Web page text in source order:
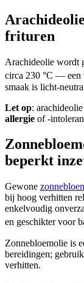
frituren
Arachideolie wordt
circa 230 °C — een
smaak is licht-
Let op:
allergie of -
beperkt
Gewone
bij hoog verhitten
enkelvoudig
en geschikter voor
Zonnebloemolie is
bereidingen;
verhitten.